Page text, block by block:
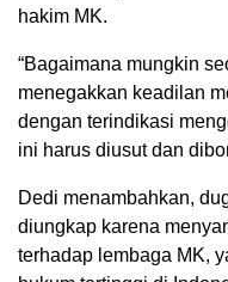
hakim MK.
“Bagaimana mungkin
menegakkan keadilan
dengan terindikasi
ini harus diusut dan
Dedi menambahkan,
diungkap karena
terhadap lembaga MK,